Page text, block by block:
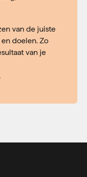
van de juiste
doelen. Zo
van je